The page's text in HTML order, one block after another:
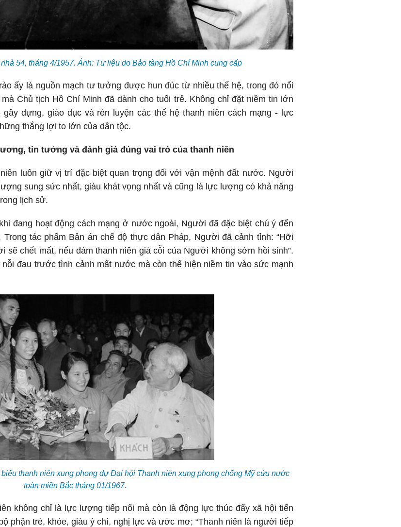
54, tháng 4/1957. Ảnh: Tư liệu do Bảo tàng Hồ Chí Minh cung cấp
ấy là nguồn mạch tư tưởng được hun đúc từ nhiều thế hệ, trong đó nổi
Chủ tịch Hồ Chí Minh đã dành cho tuổi trẻ. Không chỉ đặt niềm tin lớn
dựng, giáo dục và rèn luyện các thế hệ thanh niên cách mạng - lực
thắng lợi to lớn của dân tộc.
tin tưởng và đánh giá đúng vai trò của thanh niên
luôn giữ vị trí đặc biệt quan trọng đối với vận mệnh đất nước. Người
sung sức nhất, giàu khát vọng nhất và cũng là lực lượng có khả năng
lịch sử.
đang hoạt động cách mạng ở nước ngoài, Người đã đặc biệt chú ý đến
tác phẩm Bản án chế độ thực dân Pháp, Người đã cảnh tỉnh: “Hỡi
chết mất, nếu đám thanh niên già cỗi của Người không sớm hồi sinh”.
đau trước tình cảnh mất nước mà còn thể hiện niềm tin vào sức mạnh
thanh niên xung phong dự Đại hội Thanh niên xung phong chống Mỹ cứu nước
toàn miền Bắc tháng 01/1967.
không chỉ là lực lượng tiếp nối mà còn là động lực thúc đẩy xã hội tiến
phận trẻ, khỏe, giàu ý chí, nghị lực và ước mơ; “Thanh niên là người tiếp